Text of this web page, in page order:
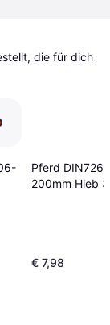
die für dich
Pferd
200mm Hieb 3
€ 7,98